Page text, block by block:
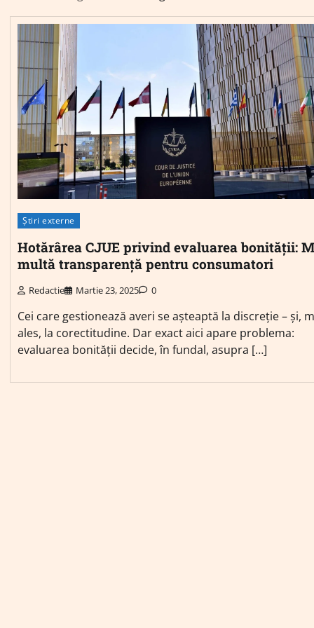
Știri externe
Hotărârea CJUE privind evaluarea bonității:
multă transparență pentru consumatori
Redactie Martie 23, 2025 0
Cei care gestionează averi se așteaptă la discreție – și,
ales, la corectitudine. Dar exact aici apare problema:
evaluarea bonității decide, în fundal, asupra […]